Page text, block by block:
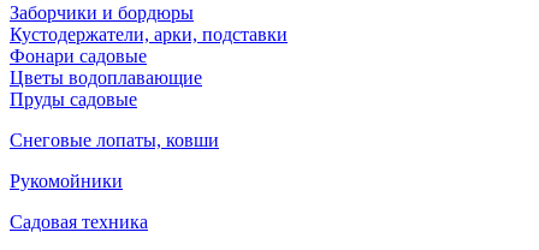
Заборчики и бордюры
Кустодержатели, арки, подставки
Фонари садовые
Цветы водоплавающие
Пруды садовые
Снеговые лопаты, ковши
Рукомойники
Садовая техника